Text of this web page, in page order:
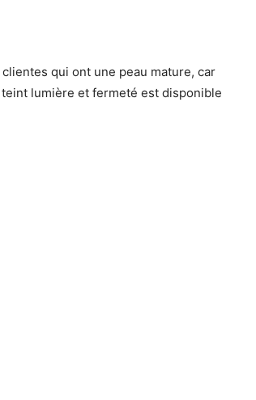
qui ont une peau mature, car
teint lumière et fermeté est disponible